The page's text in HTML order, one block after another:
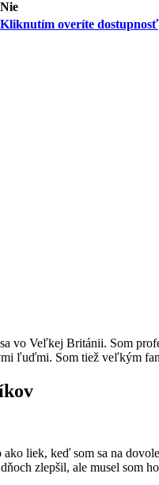
Nie
Kliknutím overíte dostupnosť
vo Veľkej Británii. Som
ľuďmi. Som tiež veľkým
liek, keď som sa na
zlepšil, ale musel som